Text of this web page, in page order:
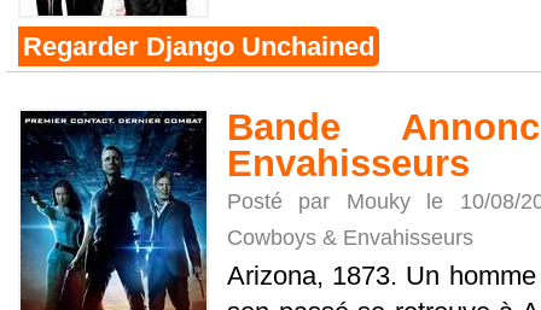
Regarder Django Unchained
Bande
Envahisseurs
Posté par Mouky le 10/08/
Cowboys & Envahisseurs
Arizona, 1873. Un